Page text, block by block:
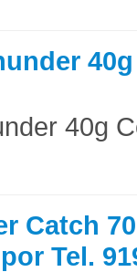
40g
Catch
Tel.